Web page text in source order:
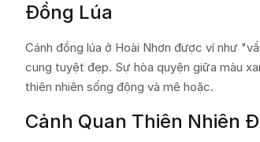
Đồng Lúa
Cánh đồng lúa ở Hoài Nhơn được ví như
cung tuyệt đẹp. Sự hòa quyện giữa màu
thiên nhiên sống động và mê hoặc.
Cảnh Quan Thiên Nhiên